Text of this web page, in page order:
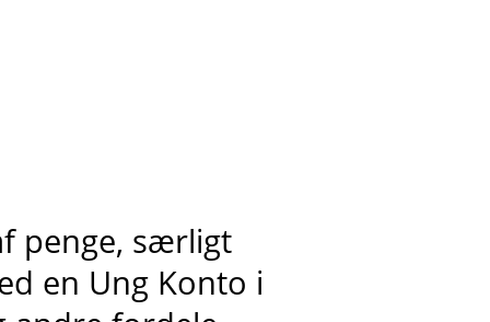
penge, særligt
en Ung Konto i